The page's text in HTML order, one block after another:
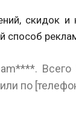
скидок и
способ
по